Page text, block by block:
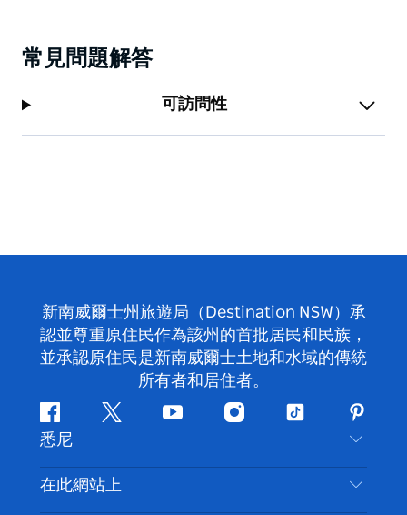
常見問題解答
可訪問性
新南威爾士州旅遊局（Destination NSW）承
認並尊重原住民作為該州的首批居民和民族，
並承認原住民是新南威爾士土地和水域的傳統
所有者和居住者。
Facebook嘰
喳
喳
Youtube Instagram
抖
悉尼
聯絡我們
在此網站上